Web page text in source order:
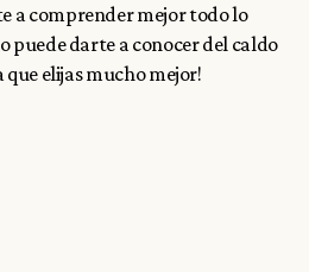
a comprender mejor todo lo
puede darte a conocer del caldo
elijas mucho mejor!